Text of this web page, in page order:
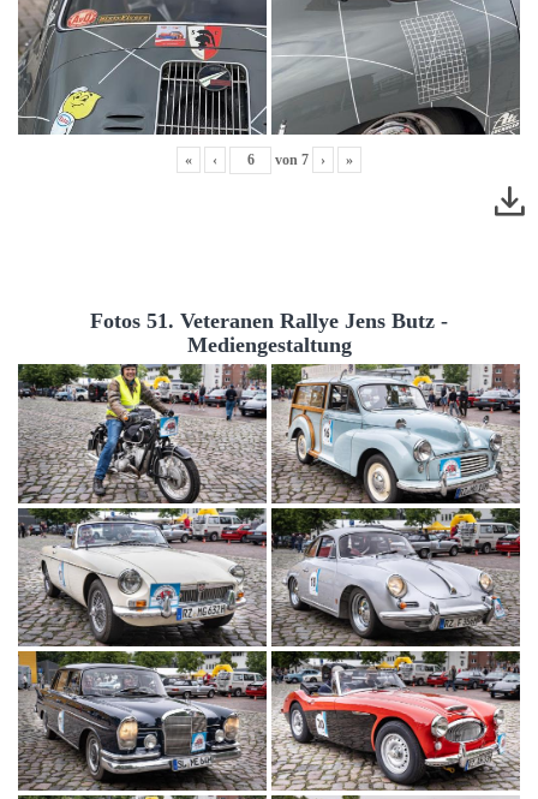
« ‹ von 7 › »
Fotos 51. Veteranen Rallye Jens Butz -
Mediengestaltung